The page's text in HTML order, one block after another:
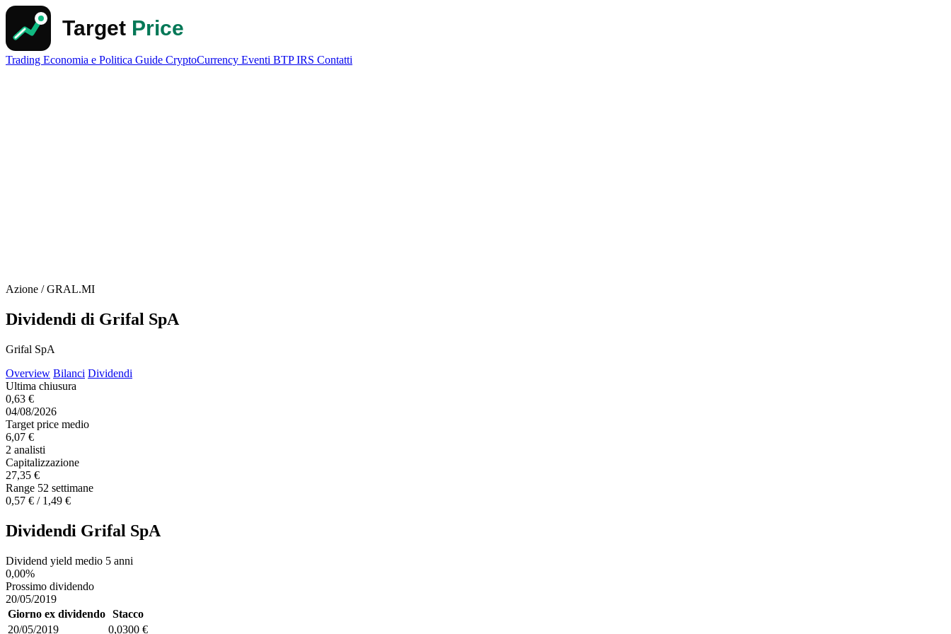
Trading Economia e Politica Guide CryptoCurrency Eventi BTPIRS Contatti
Azione / GRAL.MI
Dividendi di Grifal SpA
Grifal SpA
Overview Bilanci Dividendi
Ultima chiusura
0,63 €
04/08/2026
Target price medio
6,07 €
2 analisti
Capitalizzazione
27,35 €
Range 52 settimane
0,57 € / 1,49 €
Dividendi Grifal SpA
Dividend yield medio 5 anni
0,00%
Prossimo dividendo
20/05/2019
Giorno ex dividendo Stacco
20/05/2019
0,0300 €